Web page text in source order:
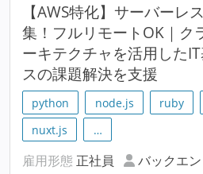
【AWS特化】サーバーレ
集！フルリモートOK｜ク
ーキテクチャを活用した
スの課題解決を支援
python node.js ruby
nuxt.js
…
雇用形態 正社員 バックエ